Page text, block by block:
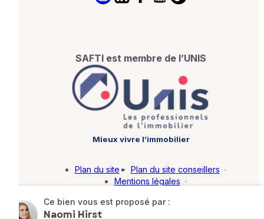
Ce bien vous est proposé par :
Naomi Hirst
SAFTI est membre de l’UNIS
Mieux vivre l’immobilier
Plan du site · Plan du site conseillers ·
Mentions légales ·
Barème d'honoraires · Paramétrer mes cookies